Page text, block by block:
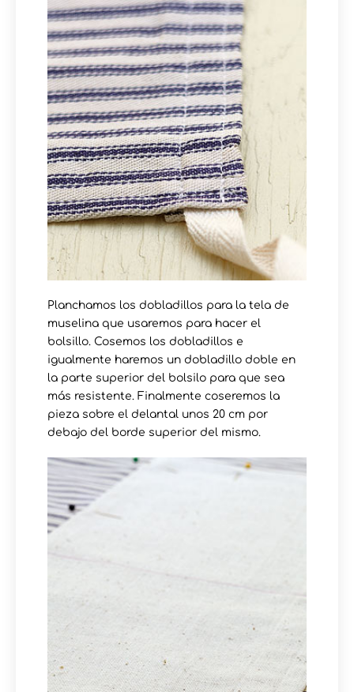
Planchamos los dobladillos para la tela de
muselina que usaremos para hacer el
bolsillo. Cosemos los dobladillos e
igualmente haremos un dobladillo doble en
la parte superior del bolsilo para que sea
más resistente. Finalmente coseremos la
pieza sobre el delantal unos 20 cm por
debajo del borde superior del mismo.